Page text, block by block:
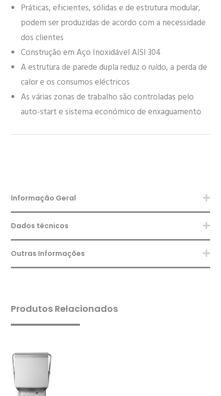
Práticas, eficientes, sólidas e de estrutura modular,
podem ser produzidas de acordo com a necessidade
dos clientes
Construção em Aço Inoxidável AISI 304
A estrutura de parede dupla reduz o ruído, a perda de
calor e os consumos eléctricos
As várias zonas de trabalho são controladas pelo
auto-start e sistema económico de enxaguamento
Informação Geral
Dados técnicos
Outras Informações
Produtos Relacionados